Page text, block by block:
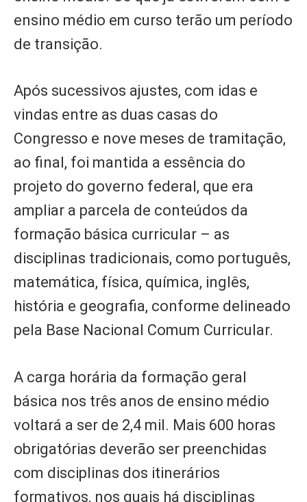
ensino médio em curso terão um período
de transição.
Após sucessivos ajustes, com idas e
vindas entre as duas casas do
Congresso e nove meses de tramitação,
ao final, foi mantida a essência do
projeto do governo federal, que era
ampliar a parcela de conteúdos da
formação básica curricular – as
disciplinas tradicionais, como português,
matemática, física, química, inglês,
história e geografia, conforme delineado
pela Base Nacional Comum Curricular.
A carga horária da formação geral
básica nos três anos de ensino médio
voltará a ser de 2,4 mil. Mais 600 horas
obrigatórias deverão ser preenchidas
com disciplinas dos itinerários
formativos, nos quais há disciplinas